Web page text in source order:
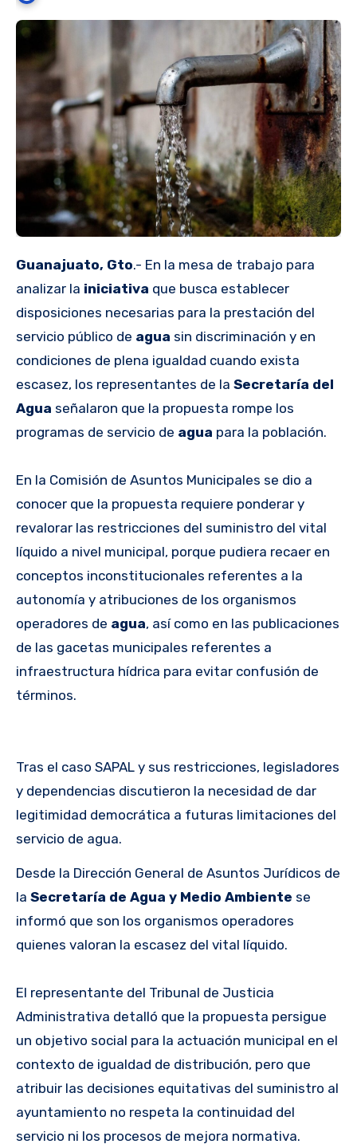
Guanajuato, Gto.- En la mesa de trabajo para
analizar la iniciativa que busca establecer
disposiciones necesarias para la prestación del
servicio público de agua sin discriminación y en
condiciones de plena igualdad cuando exista
escasez, los representantes de la Secretaría del
Agua señalaron que la propuesta rompe los
programas de servicio de agua para la población.
En la Comisión de Asuntos Municipales se dio a
conocer que la propuesta requiere ponderar y
revalorar las restricciones del suministro del vital
líquido a nivel municipal, porque pudiera recaer en
conceptos inconstitucionales referentes a la
autonomía y atribuciones de los organismos
operadores de agua, así como en las publicaciones
de las gacetas municipales referentes a
infraestructura hídrica para evitar confusión de
términos.
Tras el caso SAPAL y sus restricciones, legisladores
y dependencias discutieron la necesidad de dar
legitimidad democrática a futuras limitaciones del
servicio de agua.
Desde la Dirección General de Asuntos Jurídicos de
la Secretaría de Agua y Medio Ambiente se
informó que son los organismos operadores
quienes valoran la escasez del vital líquido.
El representante del Tribunal de Justicia
Administrativa detalló que la propuesta persigue
un objetivo social para la actuación municipal en el
contexto de igualdad de distribución, pero que
atribuir las decisiones equitativas del suministro al
ayuntamiento no respeta la continuidad del
servicio ni los procesos de mejora normativa.